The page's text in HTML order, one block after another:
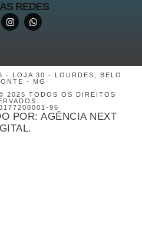
REDES
- LOJA 30 - LOURDES, BELO
- MG
2025 TODOS OS DIREITOS
96
POR: AGÊNCIA NEXT